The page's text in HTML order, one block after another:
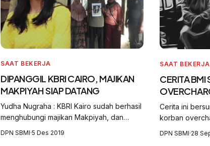
SAAT BEKERJA
DIPANGGIL KBRI CAIRO, MAJIKAN
MAKPIYAH SIAP DATANG
Yudha Nugraha : KBRI Kairo sudah berhasil
menghubungi majikan Makpiyah, dan
berupaya memenuhi panggilan KBRI.
DPN SBMI·5 Des 2019
SAAT BEKERJA
CERITA BMI
Cerita ini
DPN SBMI·28